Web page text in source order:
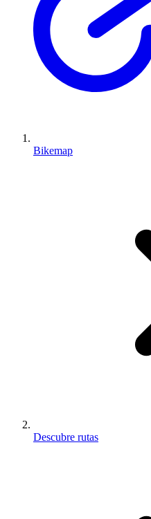
Bikemap
Descubre rutas